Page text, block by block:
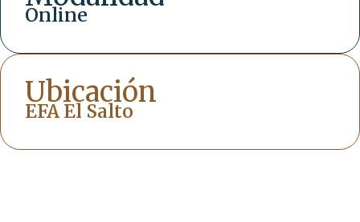
Online
Ubicación
EFA El Salto